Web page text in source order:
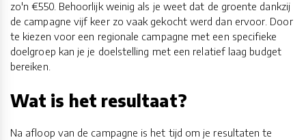
zo'n €550. Behoorlijk weinig als je weet dat de groente dankzij
de campagne vijf keer zo vaak gekocht werd dan ervoor. Door
te kiezen voor een regionale campagne met een specifieke
doelgroep kan je je doelstelling met een relatief laag budget
bereiken.
Wat is het resultaat?
Na afloop van de campagne is het tijd om je resultaten te